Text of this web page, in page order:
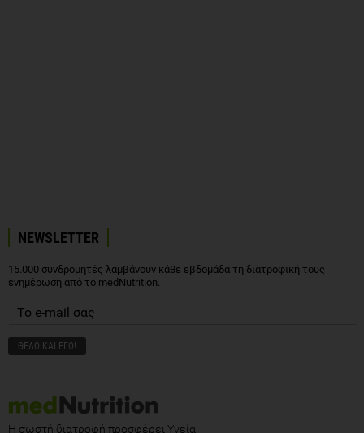
NEWSLETTER
15.000 συνδρομητές λαμβάνουν κάθε εβδομάδα τη διατροφική τους
ενημέρωση από το medNutrition.
Η σωστή διατροφή προσφέρει Υγεία